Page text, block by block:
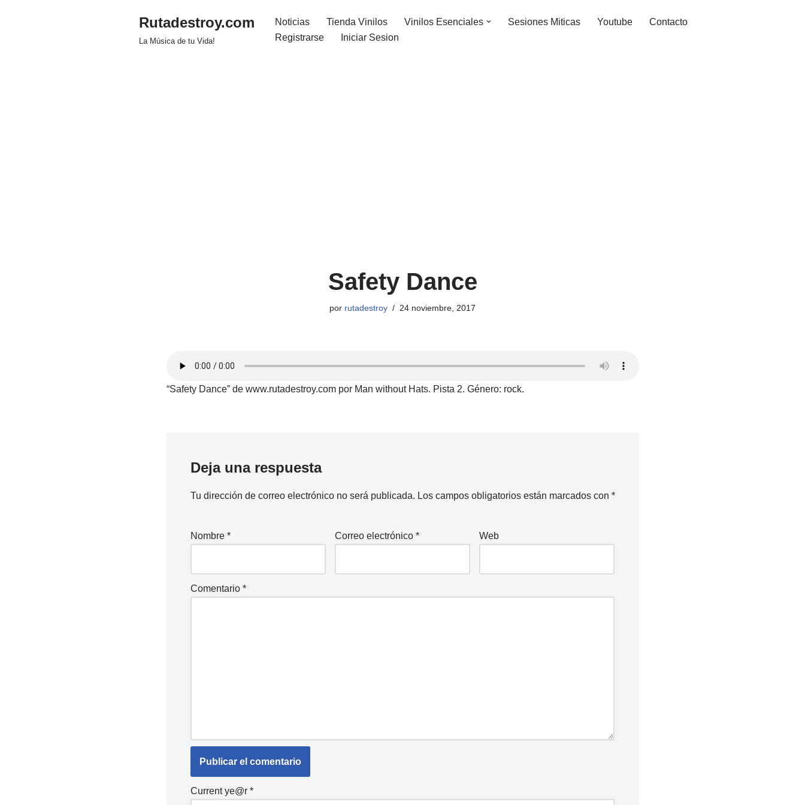
Rutadestroy.com
La Música de tu Vida!
Noticias Tienda Vinilos Vinilos Esenciales Sesiones Miticas Youtube
Contacto
Registrarse
Iniciar Sesion
Safety Dance
por rutadestroy 24 noviembre, 2017
“Safety Dance” de www.rutadestroy.com por Man without Hats. Pista 2. Género: rock.
Deja una respuesta
Tu dirección de correo electrónico no será publicada. Los campos obligatorios están marcados con *
Nombre * Correo electrónico * Web
Comentario *
Current ye@r *